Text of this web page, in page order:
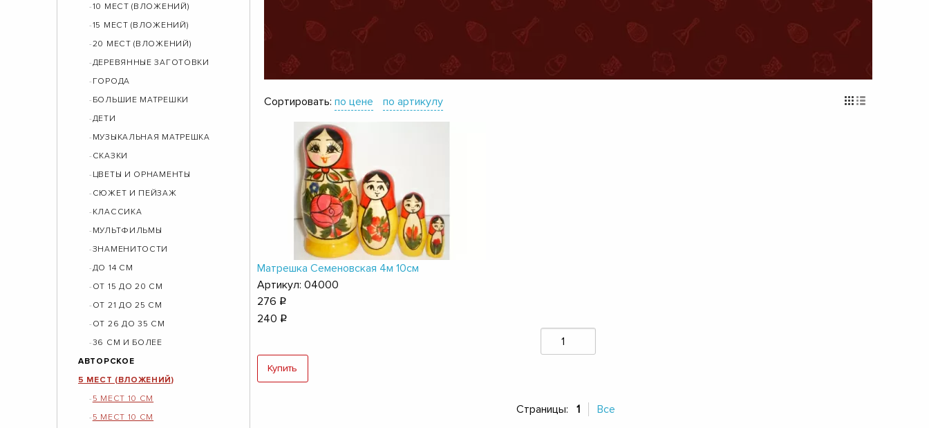
10 МЕСТ (ВЛОЖЕНИЙ)
15 МЕСТ (ВЛОЖЕНИЙ)
20 МЕСТ (ВЛОЖЕНИЙ)
ДЕРЕВЯННЫЕ ЗАГОТОВКИ
ГОРОДА
БОЛЬШИЕ МАТРЕШКИ
ДЕТИ
МУЗЫКАЛЬНАЯ МАТРЕШКА
СКАЗКИ
ЦВЕТЫ И ОРНАМЕНТЫ
СЮЖЕТ И ПЕЙЗАЖ
КЛАССИКА
МУЛЬТФИЛЬМЫ
ЗНАМЕНИТОСТИ
ДО 14 СМ
ОТ 15 ДО 20 СМ
ОТ 21 ДО 25 СМ
ОТ 26 ДО 35 СМ
36 СМ И БОЛЕЕ
АВТОРСКОЕ
5 МЕСТ (ВЛОЖЕНИЙ)
5 МЕСТ 10 СМ
5 МЕСТ 10 СМ
Сортировать: по цене по артикулу
Матрешка Семеновская 4м 10см
Артикул: 04000
276 q
240 q
Купить
Страницы: 1 Все